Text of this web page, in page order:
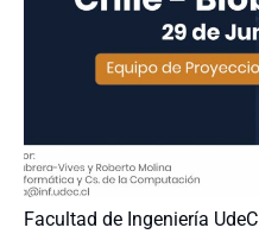
Facultad de Ingeniería UdeC